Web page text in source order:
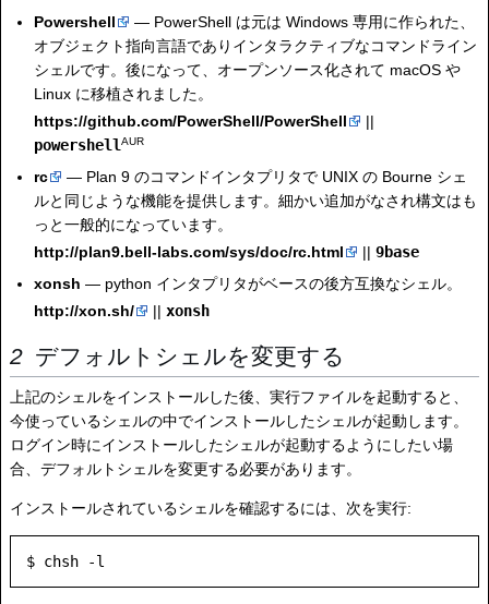
Powershell
— PowerShell は元は Windows 専用に作られた、
オブジェクト指向言語でありインタラクティブなコマンドライン
シェルです。後になって、オープンソース化されて macOS や
Linux に移植されました。
https://github.com/PowerShell/PowerShell
||
powershellAUR
rc
— Plan 9 のコマンドインタプリタで UNIX の Bourne シェ
ルと同じような機能を提供します。細かい追加がなされ構文はも
っと一般的になっています。
http://plan9.bell-labs.com/sys/doc/rc.html
||9base
xonsh — python インタプリタがベースの後方互換なシェル。
http://xon.sh/
||xonsh
デフォルトシェルを変更する
上記のシェルをインストールした後、実行ファイルを起動すると、
今使っているシェルの中でインストールしたシェルが起動します。
ログイン時にインストールしたシェルが起動するようにしたい場
合、デフォルトシェルを変更する必要があります。
インストールされているシェルを確認するには、次を実行: